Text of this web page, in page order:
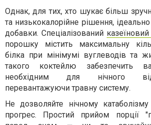
Однак, для тих, хто шукає більш
та низькокалорійне рішення, ідеально
добавки. Спеціалізований казеїновий
порошку містить максимальну
білка при мінімумі вуглеводів та
такого коктейлю забезпечить
необхідним для нічного
перевантажуючи травну систему.
Не дозволяйте нічному
прогрес. Простий прийом порції